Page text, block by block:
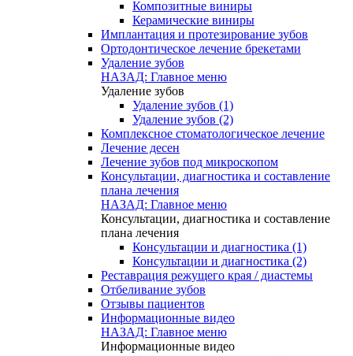
Композитные виниры
Керамические виниры
Имплантация и протезирование зубов
Ортодонтическое лечение брекетами
Удаление зубов
НАЗАД: Главное меню
Удаление зубов
Удаление зубов (1)
Удаление зубов (2)
Комплексное стоматологическое лечение
Лечение десен
Лечение зубов под микроскопом
Консультации, диагностика и составление
плана лечения
НАЗАД: Главное меню
Консультации, диагностика и составление
плана лечения
Консультации и диагностика (1)
Консультации и диагностика (2)
Реставрация режущего края / диастемы
Отбеливание зубов
Отзывы пациентов
Информационные видео
НАЗАД: Главное меню
Информационные видео